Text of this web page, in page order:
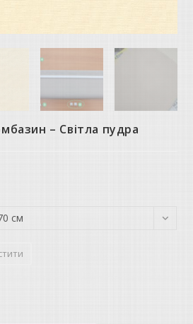
– Світла пудра
см